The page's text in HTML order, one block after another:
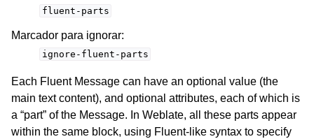
fluent-parts
Marcador para ignorar:
ignore-fluent-parts
Each Fluent Message can have an optional value (the
main text content), and optional attributes, each of which is
a “part” of the Message. In Weblate, all these parts appear
within the same block, using Fluent-like syntax to specify